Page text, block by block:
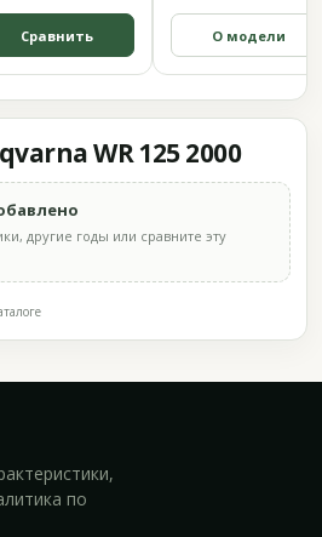
Сравнить О модели
WR 125 2000
другие годы или сравните эту
по